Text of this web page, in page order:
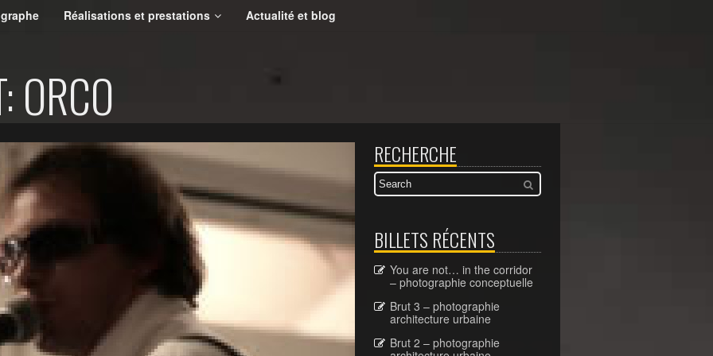
Réalisations et prestations Actualité et blog
ORCO
RECHERCHE
BILLETS RÉCENTS
You are not… in the corridor
– photographie conceptuelle
Brut 3 – photographie
architecture urbaine
Brut 2 – photographie